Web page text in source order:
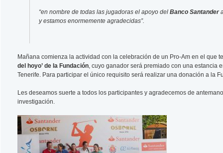
“en nombre de todas las jugadoras el apoyo del Banco Santander
y estamos enormemente agradecidas”.
Mañana comienza la actividad con la celebración de un Pro-Am en el que
del hoyo’ de la Fundación , cuyo ganador será premiado con una estancia
Tenerife. Para participar el único requisito será realizar una donación a la
Les deseamos suerte a todos los participantes y agradecemos de
investigación.